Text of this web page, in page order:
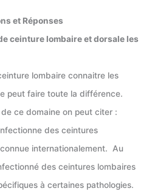
et Réponses
ceinture lombaire et dorsale les
lombaire connaitre les
peut faire toute la différence.
ce domaine on peut citer :
des ceintures
internationalement. Au
des ceintures lombaires
à certaines pathologies.